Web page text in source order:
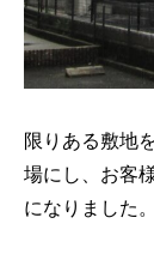
限りある敷地
場にし、お客
になりました。